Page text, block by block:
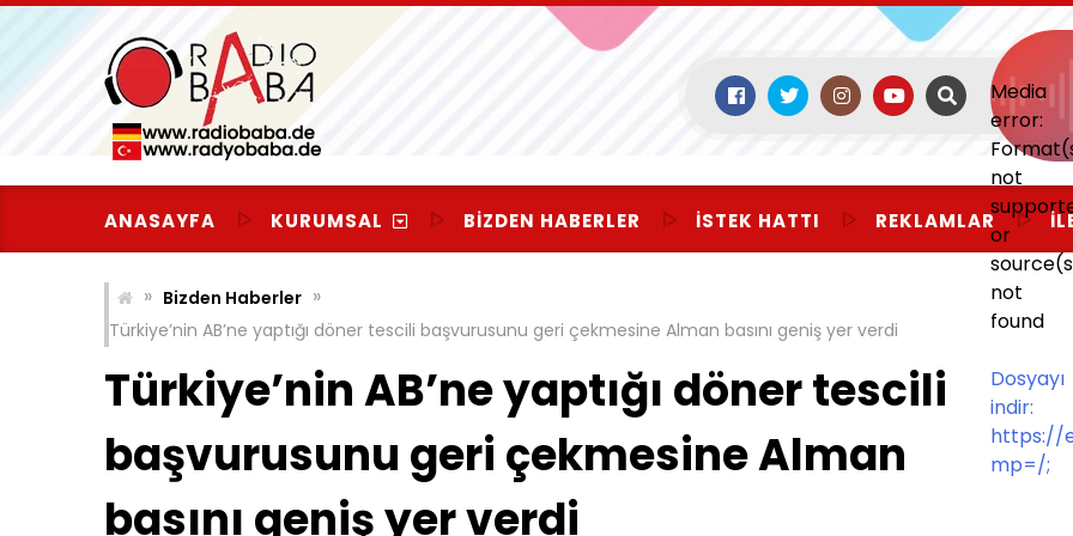
Skip
content
Media
error:
not
or
not
found
Dosyayı
indir:
https://
mp=/;
ANASAYFA KURUMSAL BIZDEN HABERLER İSTEK HATTI REKLAMLAR
» Bizden Haberler »
Türkiye’nin AB’ne yaptığı döner tescili başvurusunu geri çekmesine Alman basını geniş yer verdi
Türkiye’nin AB’ne yaptığı döner tescili
başvurusunu geri çekmesine Alman
basını geniş yer verdi